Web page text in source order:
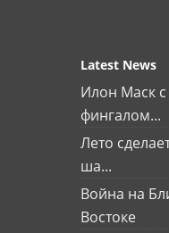
Latest News
Илон Маск с
фингалом...
Лето
ша...
Война на
Востоке